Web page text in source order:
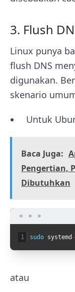
3. Flush
Linux punya
flush DNS
digunakan.
skenario
Untuk
Baca Juga:
Pengertian,
Dibutuhkan
1 sudo systemd -
atau